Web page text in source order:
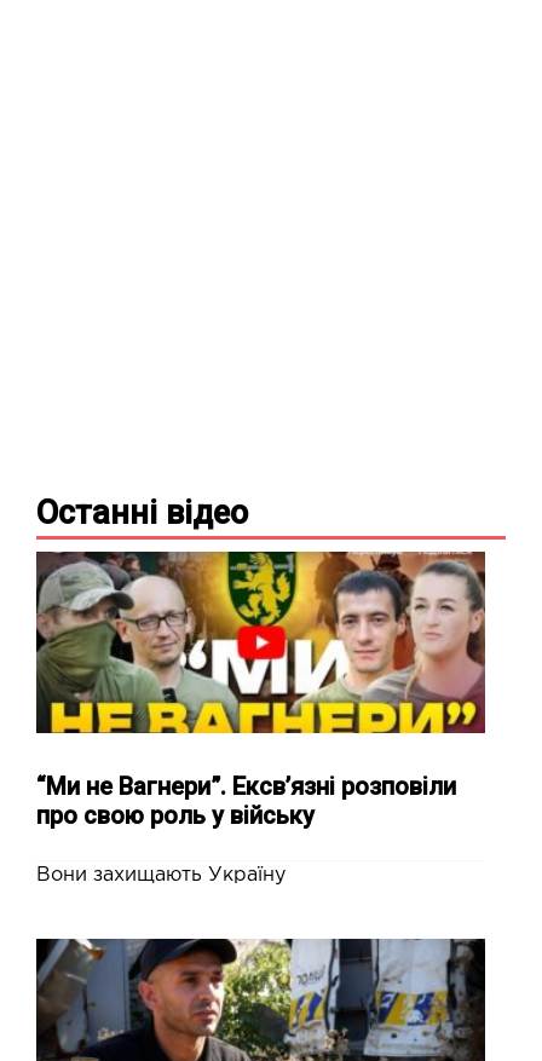
Останні відео
“Ми не Вагнери”. Ексв’язні розповіли
про свою роль у війську
Вони захищають Україну